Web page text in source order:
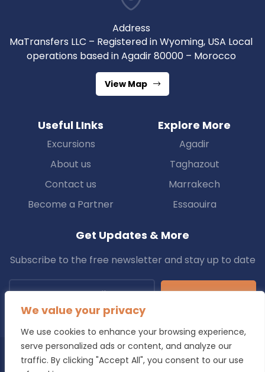
We value your privacy
We use cookies to enhance your browsing experience,
serve personalized ads or content, and analyze our
traffic. By clicking "Accept All", you consent to our use
Address
MaTransfers LLC – Registered in Wyoming, USA Local
operations based in Agadir 80000 – Morocco
View Map
Useful LInks
Excursions
About us
Contact us
Become a Partner
Explore More
Agadir
Taghazout
Marrakech
Essaouira
Get Updates & More
Subscribe to the free newsletter and stay up to date
Copyright © 2025 Transfers.ma All Rights Reserved.